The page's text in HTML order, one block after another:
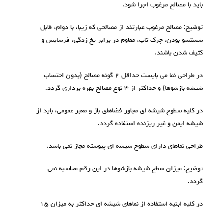
باید با مصالح مرغوب اجرا شود.
توضیح: مصالح مرغوب عبارتند از مصالحی که زیبا، با دوام، قابل
شستشو بودن، چرک تاب، مقاوم در برابر یخ زدگی، فرسایش و
کثیف شدن باشند.
در طراحی نما می بایست حداقل ۲ گونه مصالح (بدون احتساب
شیشه بازشوها) و حداکثر از ۳ نوع مصالح بهره برداری گردد.
در کلیه سطوح شیشه ای مجاور فضاهای باز و معبر عمومی، باید از
شیشه ایمن و غیر ریزنده استفاده گردد.
طراحی نماهای دارای سطوح شیشه ای پیوسته مجاز نمی باشد.
توضیح: میزان سطح شیشه بازشوها در این رقم محاسبه نمی
گردد.
در کلیه ابنیه استفاده از نماهای شیشه ای حداکثر به میزان ۱۵